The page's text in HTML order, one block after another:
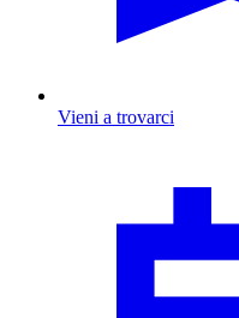
Vieni a trovarci